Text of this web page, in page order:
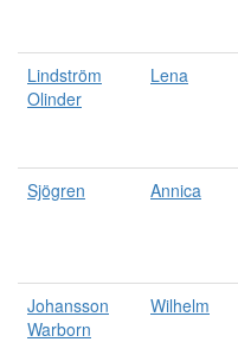
Lindström
Olinder
Lena
Sjögren Annica
Johansson
Warborn
Wilhelm